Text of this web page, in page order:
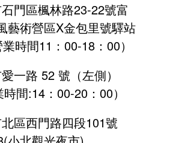
門區楓林路23-22號富
區X金包里號驛站
：00-18：00）
一路 52 號（左側）
間:14：00-20：00）
北區西門路四段101號